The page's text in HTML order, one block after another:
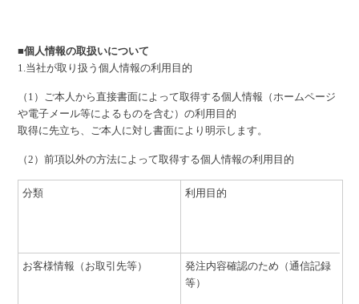
■個人情報の取扱いについて
1.当社が取り扱う個人情報の利用目的
（1）ご本人から直接書面によって取得する個人情報（ホームページ
や電子メール等によるものを含む）の利用目的
取得に先立ち、ご本人に対し書面により明示します。
（2）前項以外の方法によって取得する個人情報の利用目的
分類 利用目的
お客様情報（お取引先等）
発注内容確認のため（通信記録
等）